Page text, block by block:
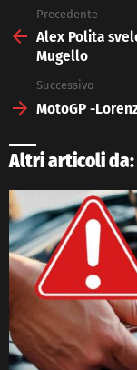
more
Precedente
Alex Polita
Mugello
Successivo
MotoGP -
Altri articoli da: